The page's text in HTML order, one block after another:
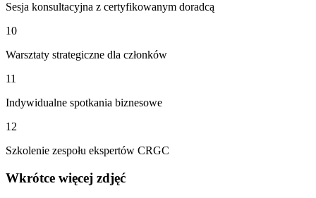
Sesja konsultacyjna z certyfikowanym doradcą
10
Warsztaty strategiczne dla członków
11
Indywidualne spotkania biznesowe
12
Szkolenie zespołu ekspertów CRGC
Wkrótce więcej zdjęć